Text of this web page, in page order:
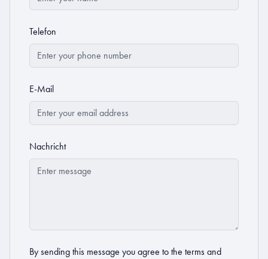
Telefon
E-Mail
Nachricht
By sending this message you agree to the terms and